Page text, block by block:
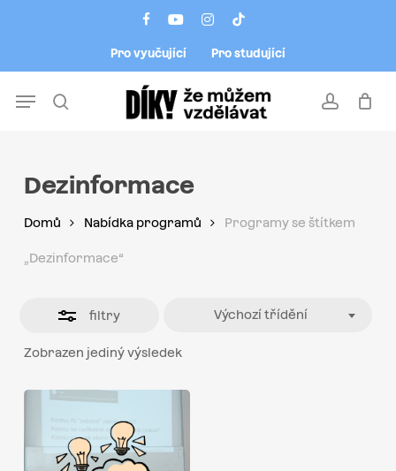
facebookyoutubeinstagram
tiktok
Pro vyučující Pro studující
account
Menu
Dezinformace
Domů Nabídka programů Programy se štítkem
„Dezinformace“
filtry
Zobrazen jediný výsledek
Výchozí třídění